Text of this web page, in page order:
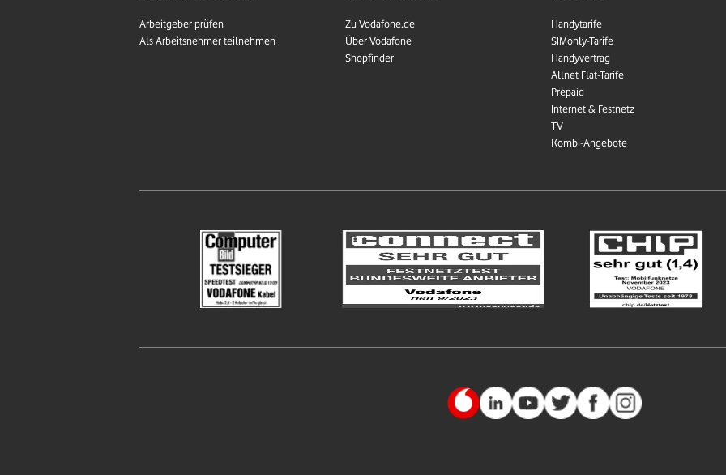
Arbeitgeber prüfen
Als Arbeitsnehmer teilnehmen
Zu Vodafone.de
Über Vodafone
Shopfinder
Handytarife
SIMonly-Tarife
Handyvertrag
Allnet Flat-Tarife
Prepaid
Internet & Festnetz
TV
Kombi-Angebote